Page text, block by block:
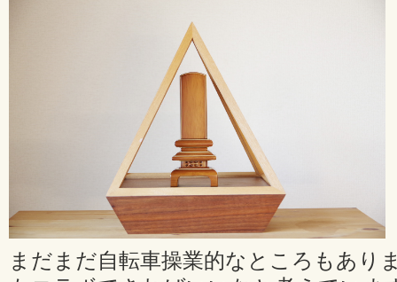
まだまだ自転車操業的なところもあり